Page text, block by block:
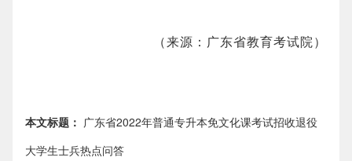
（来源：广东省教育考试院）
本文标题： 广东省2022年普通专升本免文化课考试招收退役
大学生士兵热点问答